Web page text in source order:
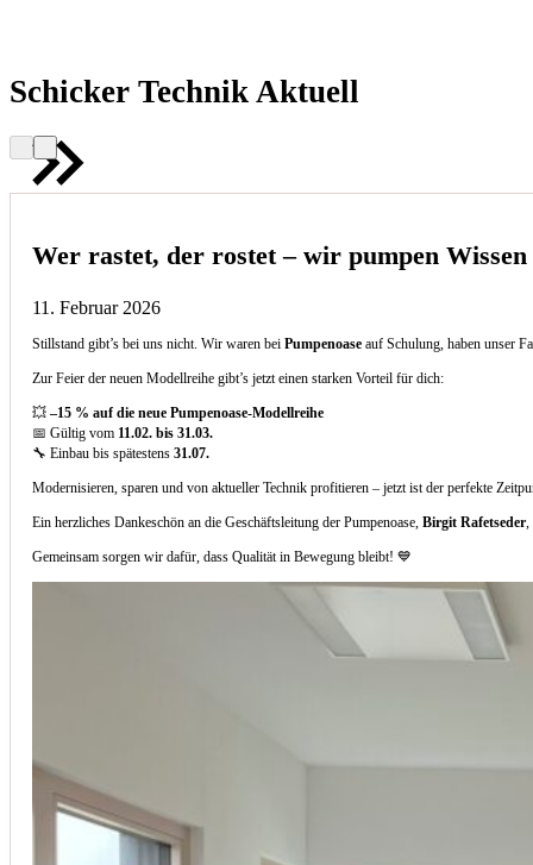
Schicker Technik Aktuell
Wer rastet, der rostet – wir pumpen
11. Februar 2026
Stillstand gibt’s bei uns nicht. Wir waren beiPumpenoase auf Schulung, haben unser
Zur Feier der neuen Modellreihe gibt’s jetzt einen starken Vorteil für dich:
💥–15 % auf die neue Pumpenoase-Modellreihe
📅 Gültig vom 11.02. bis 31.03.
🔧 Einbau bis spätestens31.07.
Modernisieren, sparen und von aktueller Technik profitieren – jetzt ist der perfekte
Ein herzliches Dankeschön an die Geschäftsleitung der Pumpenoase,Birgit Rafetseder
Gemeinsam sorgen wir dafür, dass Qualität in Bewegung bleibt! 💙